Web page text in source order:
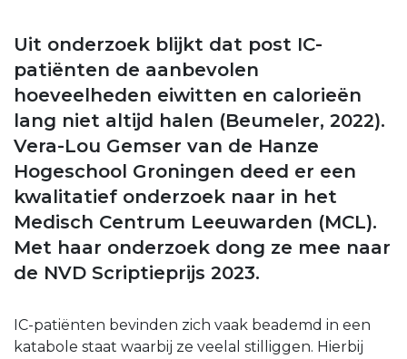
Uit onderzoek blijkt dat post IC-
patiënten de aanbevolen
hoeveelheden eiwitten en calorieën
lang niet altijd halen (Beumeler, 2022).
Vera-Lou Gemser van de Hanze
Hogeschool Groningen deed er een
kwalitatief onderzoek naar in het
Medisch Centrum Leeuwarden (MCL).
Met haar onderzoek dong ze mee naar
de NVD Scriptieprijs 2023.
IC-patiënten bevinden zich vaak beademd in een
katabole staat waarbij ze veelal stilliggen. Hierbij